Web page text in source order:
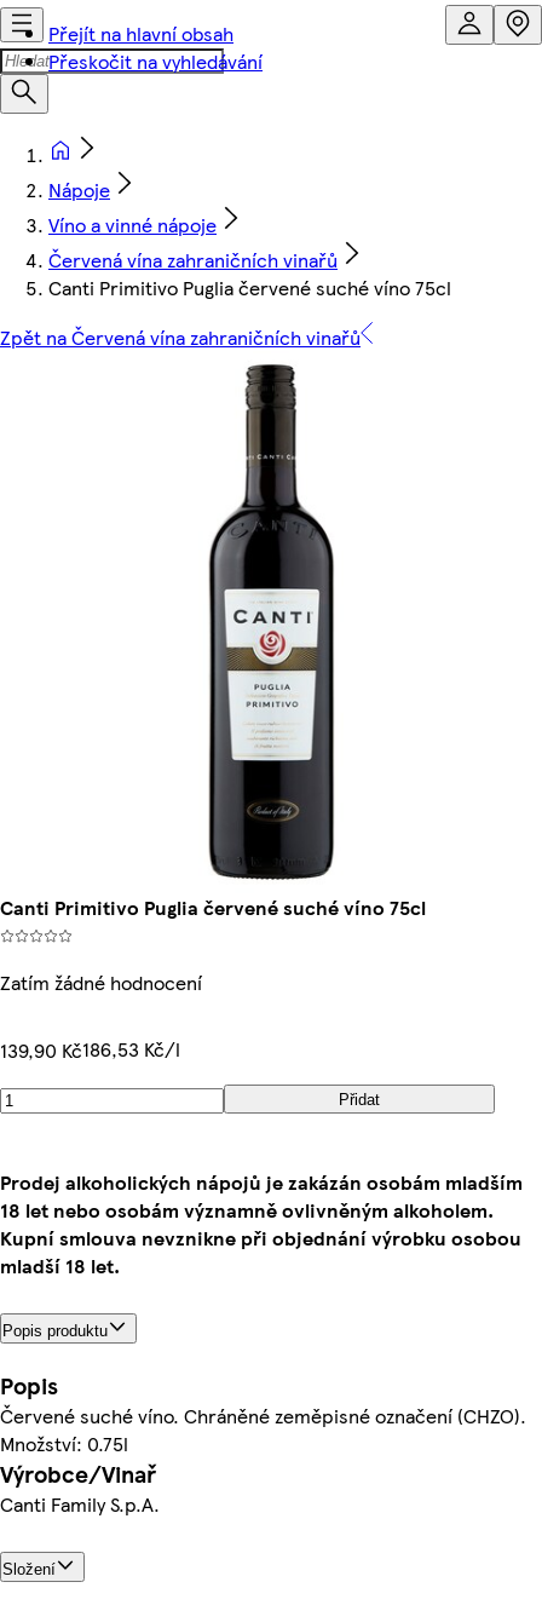
Přejít na hlavní obsah
Přeskočit na vyhledávání
Nápoje
Víno a vinné nápoje
Červená vína zahraničních vinařů
Canti Primitivo Puglia červené suché víno 75cl
Zpět na Červená vína zahraničních vinařů
Canti Primitivo Puglia červené suché víno 75cl
Zatím žádné hodnocení
139,90 Kč186,53 Kč/l
Přidat
Prodej alkoholických nápojů je zakázán osobám mladším
18 let nebo osobám významně ovlivněným alkoholem.
Kupní smlouva nevznikne při objednání výrobku osobou
mladší 18 let.
Popis produktu
Popis
Červené suché víno. Chráněné zeměpisné označení (CHZO).
Množství: 0.75l
Výrobce/Vinař
Canti Family S.p.A.
Složení